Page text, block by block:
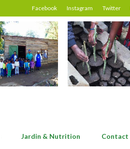
Facebook Instagram Twitter
Jardin & Nutrition Contact